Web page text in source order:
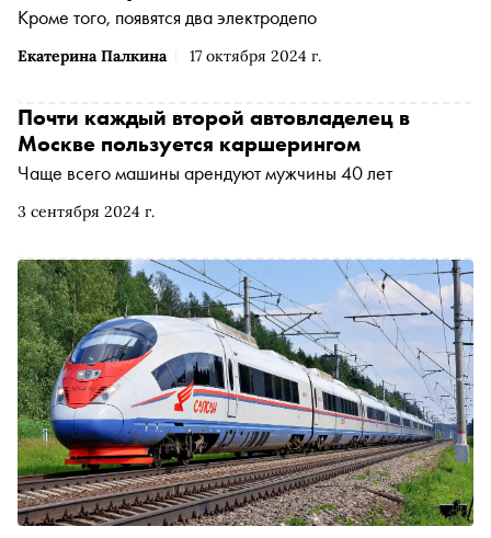
Екатерина Палкина 17 октября 2024 г.
Кроме того, появятся два электродепо
3 сентября 2024 г.
Почти каждый второй автовладелец в
Москве пользуется каршерингом
Чаще всего машины арендуют мужчины 40 лет